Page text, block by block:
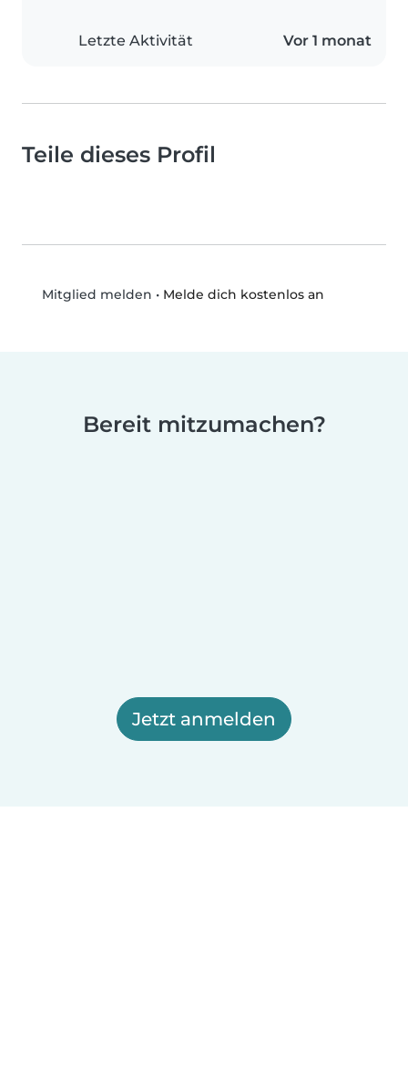
Letzte Aktivität Vor 1 monat
Teile dieses Profil
Mitglied melden • Melde dich kostenlos an
Bereit mitzumachen?
Jetzt anmelden